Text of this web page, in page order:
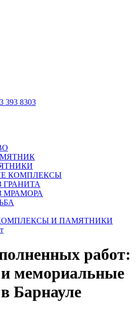
393 8303
КОМПЛЕКСЫ
МРАМОРА
И ПАМЯТНИКИ
работ:
мемориальные
Барнауле